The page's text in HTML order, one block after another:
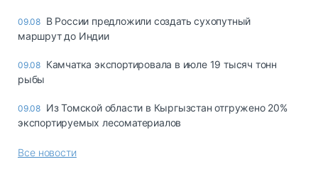
09.08 В России предложили создать сухопутный
маршрут до Индии
09.08 Камчатка экспортировала в июле 19 тысяч тонн
рыбы
09.08 Из Томской области в Кыргызстан отгружено 20%
экспортируемых лесоматериалов
Все новости